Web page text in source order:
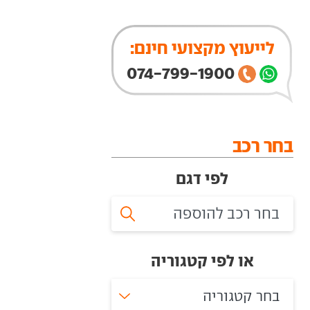
לייעוץ מקצועי חינם:
074-799-1900
בחר רכב
לפי דגם
או לפי קטגוריה
בחר קטגוריה